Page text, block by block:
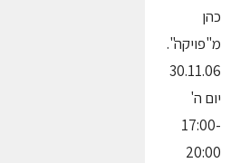
כהן
מ"פויקה".
30.11.06
יום ה'
17:00-
20:00